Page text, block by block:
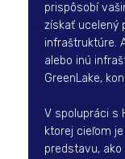
prispôsobí
získať ucelený
infraštruktúre.
alebo inú
GreenLake,
V spolupráci s
ktorej cieľom
predstavu, ako